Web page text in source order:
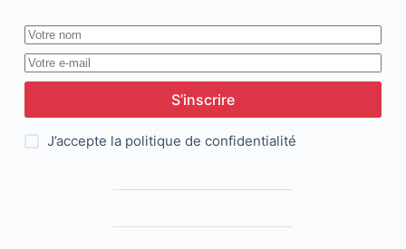
S’inscrire
J’accepte la politique de confidentialité